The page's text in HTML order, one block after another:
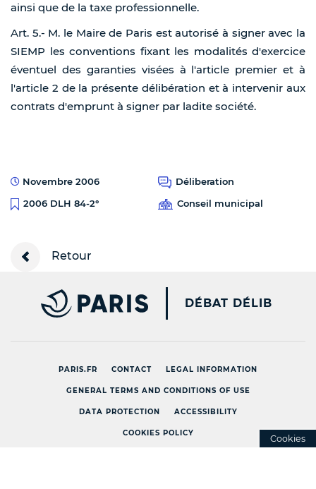
ainsi que de la taxe professionnelle.
Art. 5.- M. le Maire de Paris est autorisé à signer avec la
SIEMP les conventions fixant les modalités d'exercice
éventuel des garanties visées à l'article premier et à
l'article 2 de la présente délibération et à intervenir aux
contrats d'emprunt à signer par ladite société.
Novembre 2006
Déliberation
2006 DLH 84-2°
Conseil municipal
Retour
PARIS.FR [NEW
DÉBAT DÉLIB
PARIS.FR CONTACT LEGAL INFORMATION
GENERAL TERMS AND CONDITIONS OF USE
DATA PROTECTION ACCESSIBILITY
COOKIES POLICY